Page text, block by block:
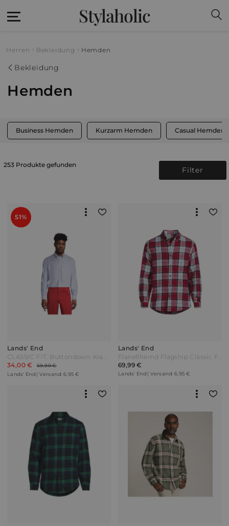
Stylaholic
Herren Bekleidung Hemden
Bekleidung
Hemden
Business Hemden Kurzarm Hemden Casual Hemden
253 Produkte gefunden
Filter
51%
Lands' End
CLASSIC FIT. Buttondown-Kragen. Gemustertes Oxfordhemd Herren Blau by Lands' End
34,00 €
69,99 €
Lands' End | Versand: 6,95 €
Lands' End
Flanellhemd Flagship Classic Fit in Tall-Größe Herren Rot by Lands' End
69,99 €
Lands' End | Versand: 6,95 €